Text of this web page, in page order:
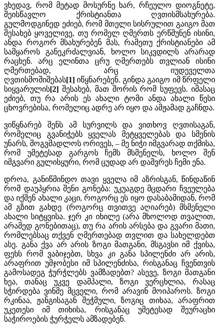
ვხედავ, რომ მეტად მოსურნე ხარ, რჩეულო დიოგნეტე,
შეისწავლო ქრისტიანთა ღვთისმსახურება.
გულმოდგინედ ეძიებ, რომ მთელი სისრულით გაიგო მათ
შესახებ ყოველივე, თუ რომელ ღმერთს ერწმუნენ ისინი,
ანდა როგორ მსახურებენ მას, რამეთუ ქრისტიანები ამ
სამყაროს განეკრძალვიან, ხოლო სიკვდილს არარად
რაცხენ. არც ელინთა ცრუ ღმერთებს თვლიან ისინი
ღმერთებად, არც იუდეველთა
ღვთისმოშიშებას[1] იწყნარებენ. გინდა გაიგო იმ წრფელი
სიყვარულის[2] შესახებ, მათ შორის რომ სუფევს. იმასაც
ეძიებ, თუ რა არის ეს ახალი ტომი ანდა ახალი წესი
ცხოვრებისა, რომელიც ადრე არ იყო და ამჟამად გაჩნდა.
ვიწყნარებ შენს ამ სურვილს და ვითხოვ ღვთისაგან,
რომელიც გვანიჭებს ყველას მეტყველებას და სმენის
უნარს, მოგვმადლოს ორივეს, – მე ნიჭი იმგვარად თქმისა,
რომ უმეტესად გარგოს ჩემს მსმენელს, ხოლო შენ
იმგვარი გულისყური, რომ ცუდად არ დაშვრეს ჩემი ენა.
დროა, განიწმინდო თავი ყველა იმ აზრისგან, წინდაწინ
რომ დაუპყრია შენი გონება: უკუაგდე მცდარი ჩვეულება
და იქმენ ახალი კაცი, როგორც ეს იყო დასაბამიდან, რომ
ამ გზით გახდე (როგორც თვითვე აღიარებ) მსმენელი
ახალი სიტყვისა. ჯერ კი იხილე (არა მხოლოდ თვალით,
არამედ გონებითაც), თუ რა არის არსება და გვარი მათი,
რომლებსაც თქვენ ღმერთებად თვლით და სახელდებთ
ასე. განა ქვა არ არის ზოგი მათგანი, მსგავსი იმ ქვისა,
ფეხს რომ ვაბიჯებთ, სხვა კი განა სპილენძი არ არის,
არაფრით უმჯობესი იმ სპილენძისა, რისგანაც ჩვენთვის
გამოსადეგ ჭურჭლებს ვამზადებთ? ასევე, ზოგი მათგანი
ხეა, თანაც უკვე დამპალი, ზოგი ვერცხლია, რასაც
სჭირდება ვინმე მცველი, რომ არავინ მოიპაროს. ზოგი
რკინაა, ჟანგისაგან შეჭმული, ზოგიც თიხაა, არაფრით
უკეთესი იმ თიხისა, რისგანაც უმეტესად შეურაცხი
საჭიროების ჭურჭელს ამზადებენ.